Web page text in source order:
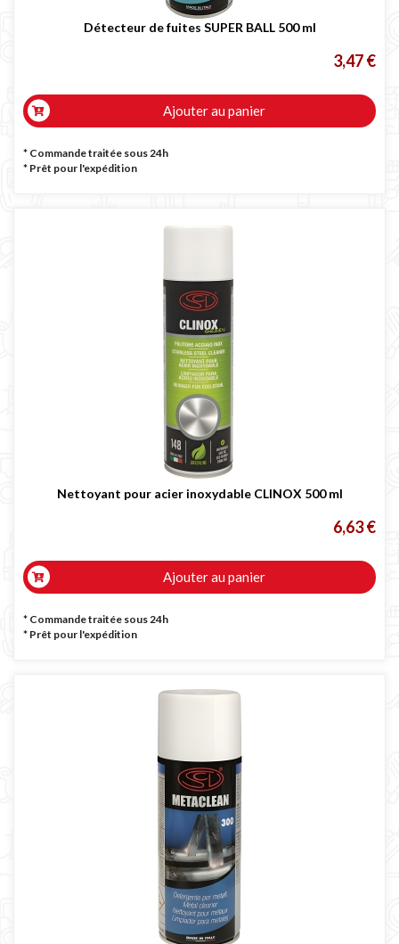
Détecteur de fuites SUPER BALL 500 ml
3,47 €
Ajouter au panier
* Commande traitée sous 24h
* Prêt pour l'expédition
Nettoyant pour acier inoxydable CLINOX 500 ml
6,63 €
Ajouter au panier
* Commande traitée sous 24h
* Prêt pour l'expédition